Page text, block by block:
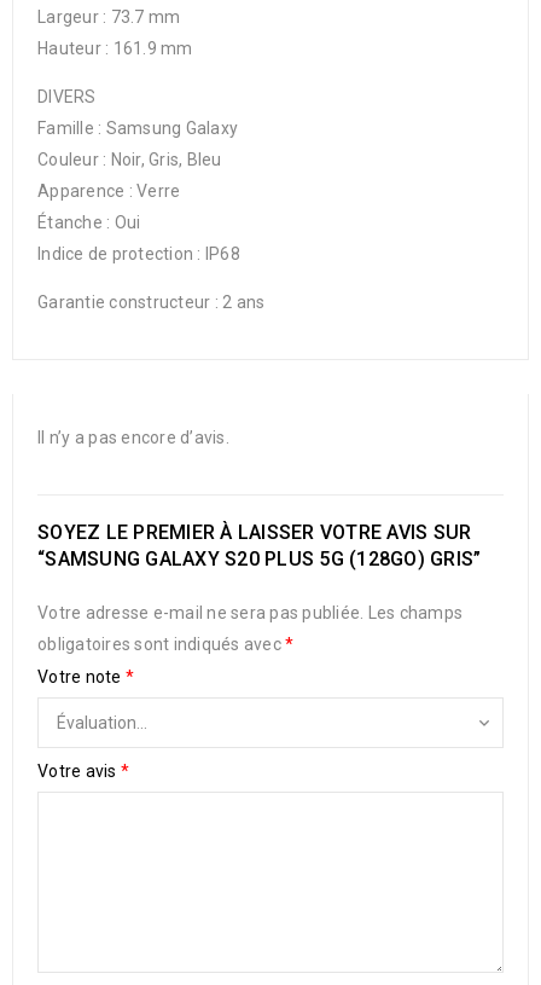
Largeur : 73.7 mm
Hauteur : 161.9 mm
DIVERS
Famille : Samsung Galaxy
Couleur : Noir, Gris, Bleu
Apparence : Verre
Étanche : Oui
Indice de protection : IP68
Garantie constructeur : 2 ans
Il n’y a pas encore d’avis.
SOYEZ LE PREMIER À LAISSER VOTRE AVIS SUR
“SAMSUNG GALAXY S20 PLUS 5G (128GO) GRIS”
Votre adresse e-mail ne sera pas publiée.
Les champs
obligatoires sont indiqués avec*
Votre note *
Votre avis *